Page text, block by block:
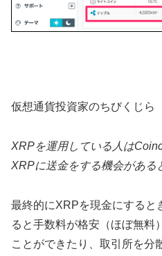
仮想通貨投資家のちびくじら
XRPを運用している人は
XRPに送金をする機会がある
最終的にXRPを現金にすると
ると手数料が格安（ほぼ無料
ことができたり、取引所を分